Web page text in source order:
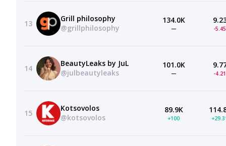
13
Grill philosophy
@grillphilosophy
134.0K
— -
14
BeautyLeaks by JuL
@julbeautyleaks
101.0K
— -
15
Kotsovolos
@kotsovolos
89.9K
+100